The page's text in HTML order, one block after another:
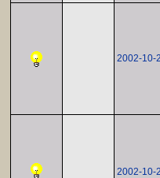
2002-10-
2002-10-